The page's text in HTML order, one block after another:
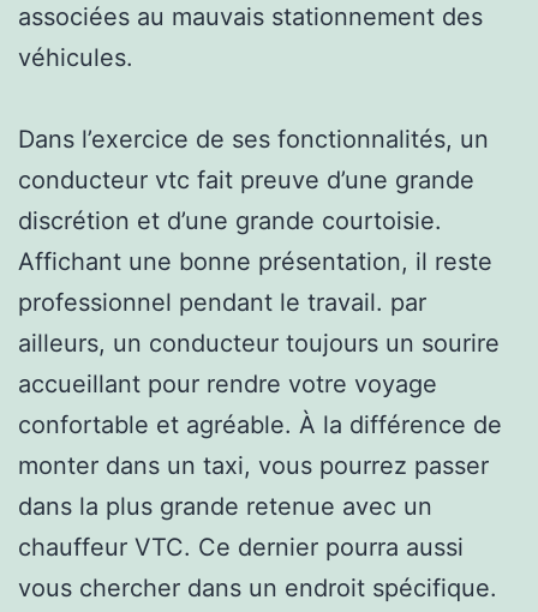
associées au mauvais stationnement des
véhicules.
Dans l’exercice de ses fonctionnalités, un
conducteur vtc fait preuve d’une grande
discrétion et d’une grande courtoisie.
Affichant une bonne présentation, il reste
professionnel pendant le travail. par
ailleurs, un conducteur toujours un sourire
accueillant pour rendre votre voyage
confortable et agréable. À la différence de
monter dans un taxi, vous pourrez passer
dans la plus grande retenue avec un
chauffeur VTC. Ce dernier pourra aussi
vous chercher dans un endroit spécifique.